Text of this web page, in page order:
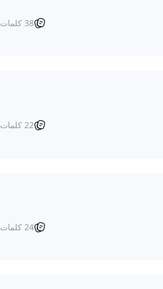
38 کلمات
22 کلمات
24 کلمات